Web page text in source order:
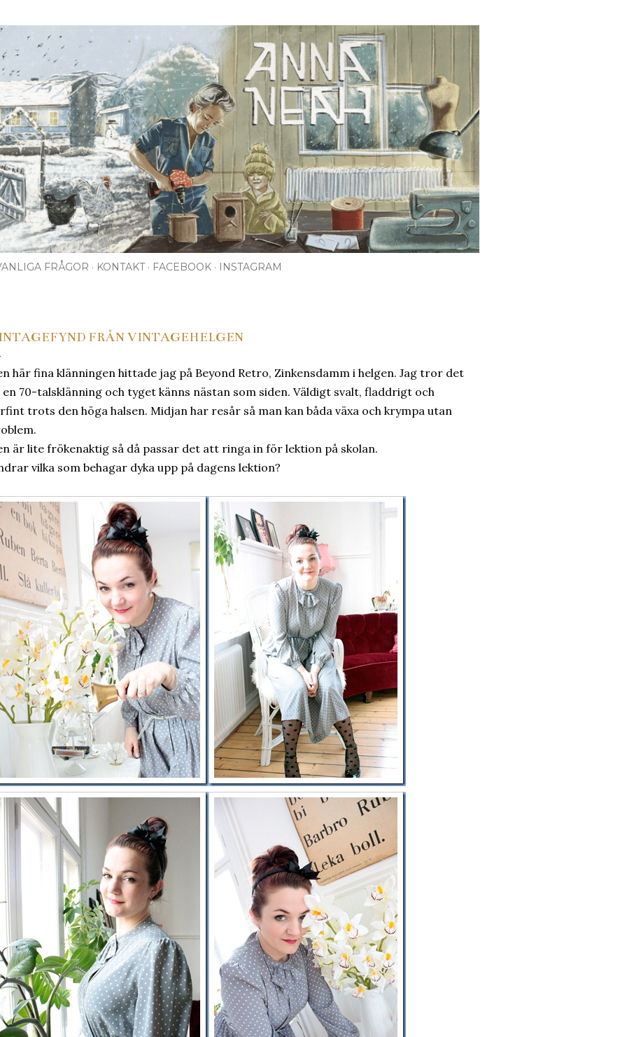
FRÅGOR KONTAKT FACEBOOK INSTAGRAM
FRÅN VINTAGEHELGEN
här fina klänningen hittade jag på Beyond Retro, Zinkensdamm i helgen. Jag tror det
70-talsklänning och tyget känns nästan som siden. Väldigt svalt, fladdrigt och
trots den höga halsen. Midjan har resår så man kan båda växa och krympa utan
är lite frökenaktig så då passar det att ringa in för lektion på skolan.
vilka som behagar dyka upp på dagens lektion?